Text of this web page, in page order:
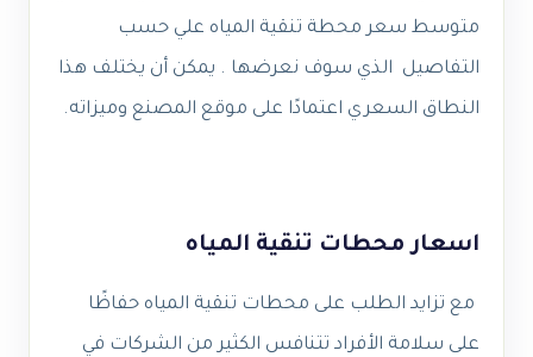
متوسط سعر محطة تنقية المياه علي حسب
التفاصيل الذي سوف نعرضها . يمكن أن يختلف هذا
النطاق السعري اعتمادًا على موقع المصنع وميزاته.
اسعار محطات تنقية المياه
مع تزايد الطلب على محطات تنقية المياه حفاظًا
على سلامة الأفراد تتنافس الكثير من الشركات في